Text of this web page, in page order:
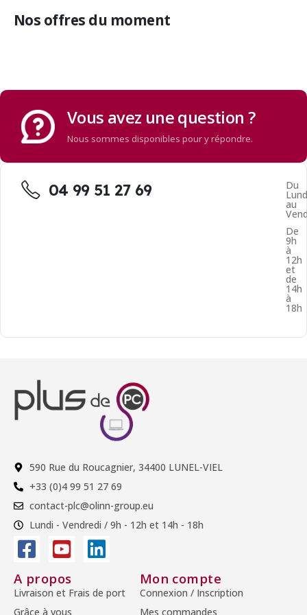
Nos offres du moment
Vous avez une question ?
Nous sommes disponibles pour y répondre.
04 99 51 27 69 Du
au
De
9h
à
12h
et
de
14h
à
18h
590 Rue du Roucagnier, 34400 LUNEL-VIEL
+33 (0)4 99 51 27 69
contact-plc@olinn-group.eu
Lundi - Vendredi / 9h - 12h et 14h - 18h
A propos
Livraison et Frais de port
Grâce à vous
Mon compte
Connexion / Inscription
Mes commandes